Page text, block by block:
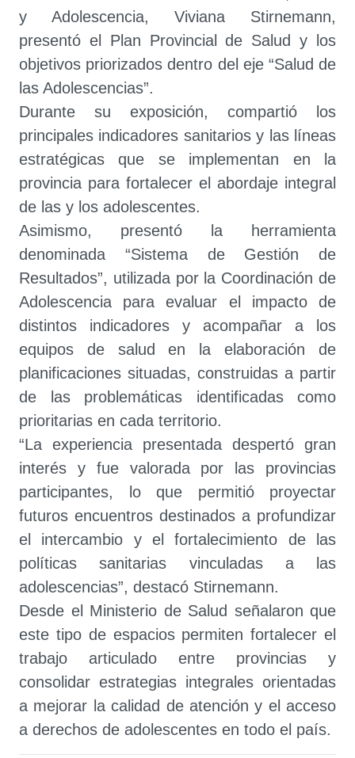
y Adolescencia, Viviana Stirnemann,
presentó el Plan Provincial de Salud y los
objetivos priorizados dentro del eje “Salud de
las Adolescencias”.
Durante su exposición, compartió los
principales indicadores sanitarios y las líneas
estratégicas que se implementan en la
provincia para fortalecer el abordaje integral
de las y los adolescentes.
Asimismo, presentó la herramienta
denominada “Sistema de Gestión de
Resultados”, utilizada por la Coordinación de
Adolescencia para evaluar el impacto de
distintos indicadores y acompañar a los
equipos de salud en la elaboración de
planificaciones situadas, construidas a partir
de las problemáticas identificadas como
prioritarias en cada territorio.
“La experiencia presentada despertó gran
interés y fue valorada por las provincias
participantes, lo que permitió proyectar
futuros encuentros destinados a profundizar
el intercambio y el fortalecimiento de las
políticas sanitarias vinculadas a las
adolescencias”, destacó Stirnemann.
Desde el Ministerio de Salud señalaron que
este tipo de espacios permiten fortalecer el
trabajo articulado entre provincias y
consolidar estrategias integrales orientadas
a mejorar la calidad de atención y el acceso
a derechos de adolescentes en todo el país.